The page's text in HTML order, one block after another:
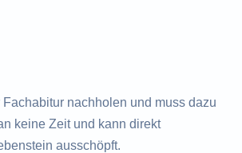
nachholen und muss dazu
keine Zeit und kann direkt
ausschöpft.